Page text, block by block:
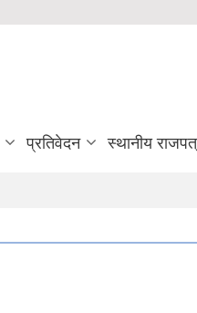
प्रतिवेदन स्थानीय